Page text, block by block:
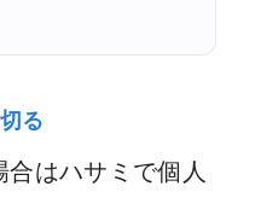
る
はハサミで個人